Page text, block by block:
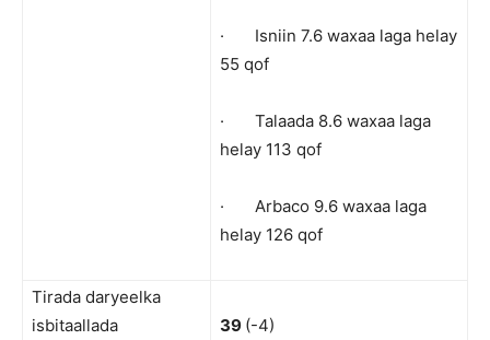
· Isniin 7.6 waxaa laga helay
55 qof
· Talaada 8.6 waxaa laga
helay 113 qof
· Arbaco 9.6 waxaa laga
helay 126 qof
Tirada daryeelka
isbitaallada
39 (-4)